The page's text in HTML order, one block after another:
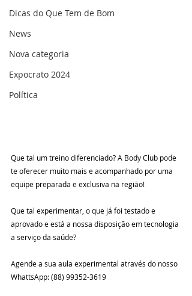
Dicas do Que Tem de Bom
News
Nova categoria
Expocrato 2024
Política
Que tal um treino diferenciado? A Body Club pode
te oferecer muito mais e acompanhado por uma
equipe preparada e exclusiva na região!
Que tal experimentar, o que já foi testado e
aprovado e está a nossa disposição em tecnologia
a serviço da saúde?
Agende a sua aula experimental através do nosso
WhattsApp: (88) 99352-3619